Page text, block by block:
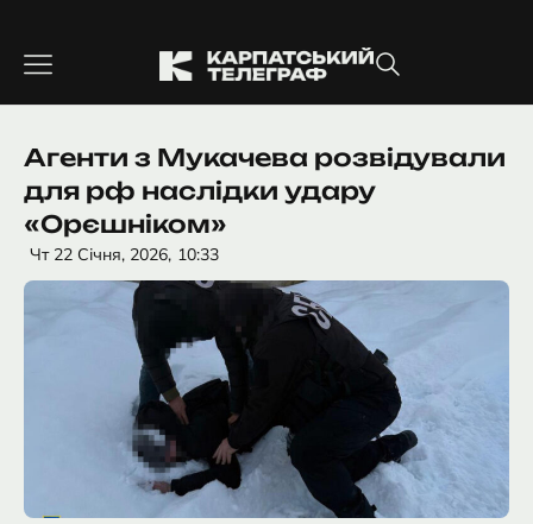
вмісту
Агенти з Мукачева розвідували
для рф наслідки удару
«Орєшніком»
Чт 22 Січня, 2026, 10:33